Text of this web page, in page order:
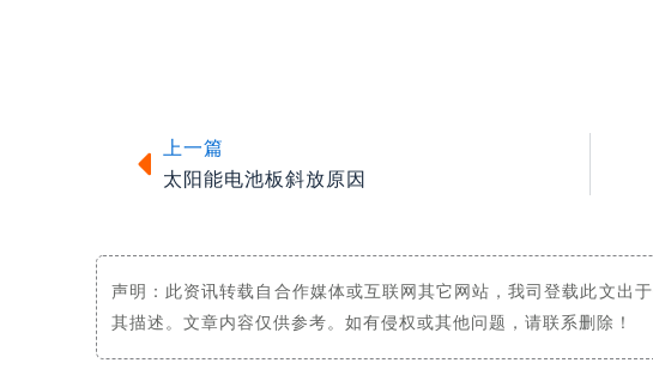
上一篇
太阳能电池板斜放原因
声明：此资讯转载自合作媒体或互联网其它网站，我司登载此文出
其描述。文章内容仅供参考。如有侵权或其他问题，请联系删除！